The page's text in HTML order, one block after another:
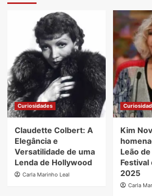
Curiosidades
Claudette Colbert: A
Elegância e
Versatilidade de uma
Lenda de Hollywood
Carla Marinho Leal
Kim
Leão
Festival
2025
Carla